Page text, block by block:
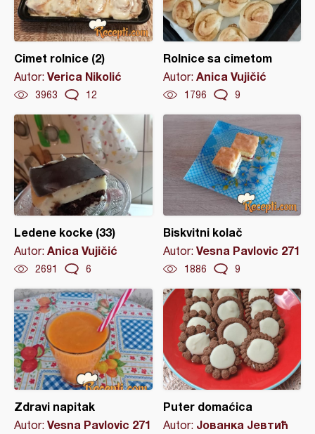
Cimet rolnice (2)
Autor: Verica Nikolić
3963 12
Rolnice sa cimetom
Autor: Anica Vujičić
1796 9
Ledene kocke (33)
Autor: Anica Vujičić
2691 6
Biskvitni kolač
Autor: Vesna Pavlovic 271
1886 9
Zdravi napitak
Autor: Vesna Pavlovic 271
Puter domaćica
Autor: Јованка Јевтић